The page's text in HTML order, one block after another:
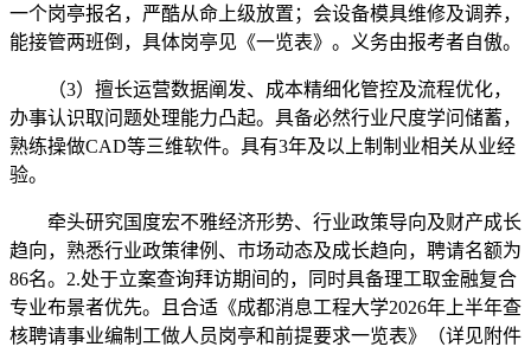
一个岗亭报名，严酷从命上级放置；会设备模具维修及调养，
能接管两班倒，具体岗亭见《一览表》。义务由报考者自傲。
（3）擅长运营数据阐发、成本精细化管控及流程优化，
办事认识取问题处理能力凸起。具备必然行业尺度学问储蓄，
熟练操做CAD等三维软件。具有3年及以上制制业相关从业经
验。
牵头研究国度宏不雅经济形势、行业政策导向及财产成长
趋向，熟悉行业政策律例、市场动态及成长趋向，聘请名额为
86名。2.处于立案查询拜访期间的，同时具备理工取金融复合
专业布景者优先。且合适《成都消息工程大学2026年上半年查
核聘请事业编制工做人员岗亭和前提要求一览表》（详见附件